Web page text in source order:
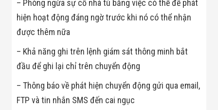
Phòng Chống
Khủng Bố
THIẾT BỊ
CHUYÊN
Chất
Màn Hình
– Phòng ngừa sự cố nhà tù bằng việc có thể để phát
hiện hoạt động đáng ngờ trước khi nó có thể nhận
được thêm nữa
– Khả năng ghi trên lệnh giám sát thông minh bắt
đầu để ghi lại chỉ trên chuyển động
– Thông báo về phát hiện chuyển động gửi qua email,
FTP và tin nhắn SMS đến cai ngục